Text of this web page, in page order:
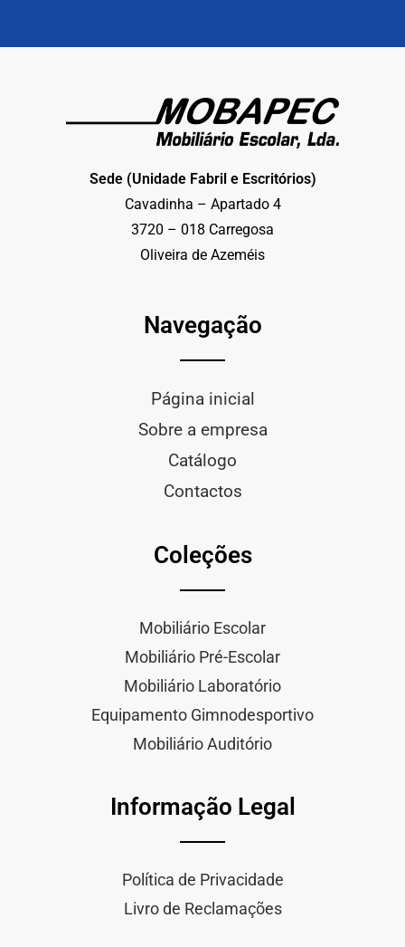
Sede (Unidade Fabril e Escritórios)
Cavadinha – Apartado 4
3720 – 018 Carregosa
Oliveira de Azeméis
Navegação
Página inicial
Sobre a empresa
Catálogo
Contactos
Coleções
Mobiliário Escolar
Mobiliário Pré-Escolar
Mobiliário Laboratório
Equipamento Gimnodesportivo
Mobiliário Auditório
Informação Legal
Política de Privacidade
Livro de Reclamações